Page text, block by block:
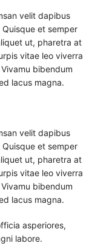
velit dapibus
et semper
ut, pharetra at
vitae leo viverra
bibendum
lacus magna.
velit dapibus
et semper
ut, pharetra at
vitae leo viverra
bibendum
lacus magna.
asperiores,
labore.